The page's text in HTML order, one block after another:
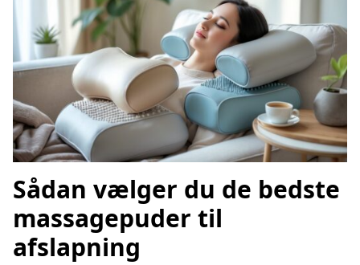
Sådan vælger du de bedste
massagepuder til
afslapning